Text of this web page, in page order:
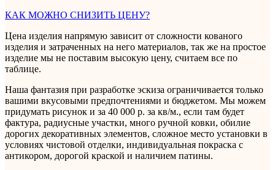
КАК МОЖНО СНИЗИТЬ ЦЕНУ?
Цена изделия напрямую зависит от сложности кованого
изделия и затраченных на него материалов, так же на простое
изделие мы не поставим высокую цену, считаем все по
таблице.
Наша фантазия при разработке эскиза ограничивается только
вашими вкусовыми предпочтениями и бюджетом. Мы можем
придумать рисунок и за 40 000 р. за кв/м., если там будет
фактура, радиусные участки, много ручной ковки, обилие
дорогих декоративных элементов, сложное место установки в
условиях чистовой отделки, индивидуальная покраска с
антикором, дорогой краской и наличием патины.